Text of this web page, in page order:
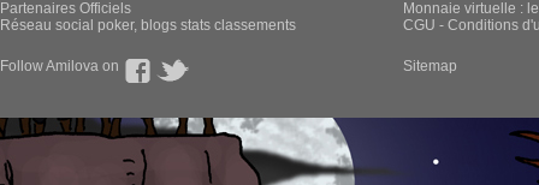
Partenaires Officiels
Réseau social poker, blogs stats classements
Monnaie virtuelle :
CGU - Conditions
Follow Amilova on Sitemap